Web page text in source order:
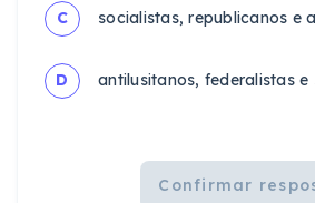
C socialistas, republicanos e
D antilusitanos, federalistas e
Confirmar